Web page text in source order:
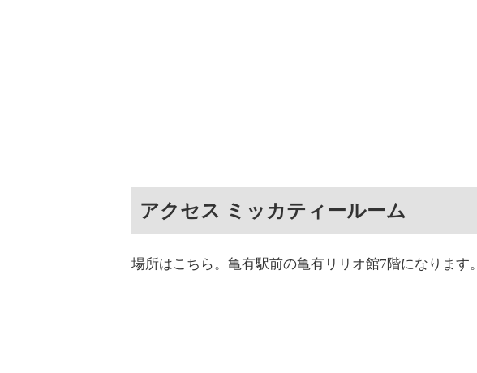
アクセス ミッカティールーム
場所はこちら。亀有駅前の亀有リリオ館7階になります。